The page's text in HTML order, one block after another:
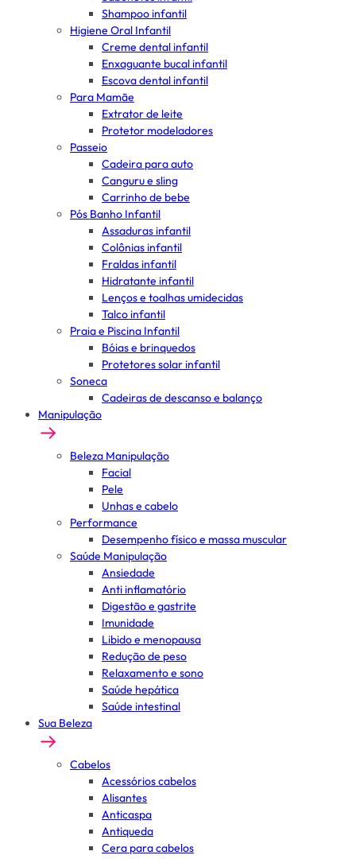
Shampoo infantil
Higiene Oral Infantil
Creme dental infantil
Enxaguante bucal infantil
Escova dental infantil
Para Mamãe
Extrator de leite
Protetor modeladores
Passeio
Cadeira para auto
Canguru e sling
Carrinho de bebe
Pós Banho Infantil
Assaduras infantil
Colônias infantil
Fraldas infantil
Hidratante infantil
Lenços e toalhas umidecidas
Talco infantil
Praia e Piscina Infantil
Bóias e brinquedos
Protetores solar infantil
Soneca
Cadeiras de descanso e balanço
Manipulação
Beleza Manipulação
Facial
Pele
Unhas e cabelo
Performance
Desempenho físico e massa muscular
Saúde Manipulação
Ansiedade
Anti inflamatório
Digestão e gastrite
Imunidade
Libido e menopausa
Redução de peso
Relaxamento e sono
Saúde hepática
Saúde intestinal
Sua Beleza
Cabelos
Acessórios cabelos
Alisantes
Anticaspa
Antiqueda
Cera para cabelos